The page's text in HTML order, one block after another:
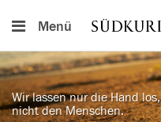
Menü
Wir lassen nur die Hand los,
nicht den Menschen.